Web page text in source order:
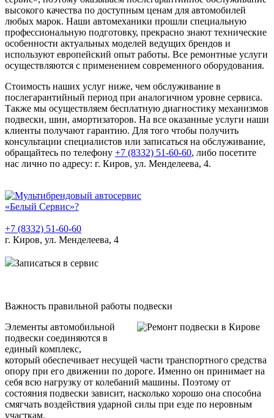
любых марок. Наши автомеханики прошли специальную
профессиональную подготовку, прекрасно знают технические
особенности актуальных моделей ведущих брендов и
используют европейский опыт работы. Все ремонтные услуги
осуществляются с применением современного оборудования.
послегарантийный период при аналогичном уровне сервиса.
Также мы осуществляем бесплатную диагностику механизмов
подвески, шин, амортизаторов. На все оказанные услуги наши
клиенты получают гарантию. Для того чтобы получить
консультации специалистов или записаться на обслуживание,
обращайтесь по телефону+7 (8332) 51-60-60, либо посетите
нас лично по адресу: г. Киров, ул. Менделеева, 4.
г. Киров, ул. Менделеева, 4
подвески соединяются в
единый комплекс,
который обеспечивает несущей части транспортного средства
опору при его движении по дороге. Именно он принимает на
себя всю нагрузку от колебаний машины. Поэтому от
состояния подвески зависит, насколько хорошо она способна
смягчать воздействия ударной силы при езде по неровным
участкам.